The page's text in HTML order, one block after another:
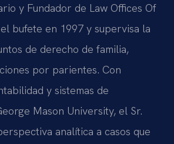
y Fundador de Law Offices Of
el bufete en 1997 y supervisa la
de derecho de familia,
por parientes. Con
y sistemas de
Mason University, el Sr.
analítica a casos que